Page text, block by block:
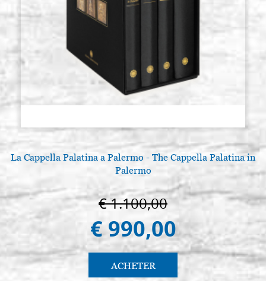
La Cappella Palatina a Palermo - The Cappella Palatina in
Palermo
€ 1.100,00
€ 990,00
ACHETER